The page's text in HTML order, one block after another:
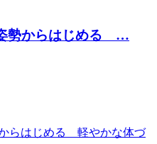
勢からはじめる …